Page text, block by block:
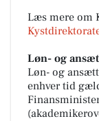
Læs mere om
Løn- og
Løn- og
enhver tid